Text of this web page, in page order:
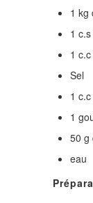
1 kg
1
1
Sel
1
1
50 g
eau